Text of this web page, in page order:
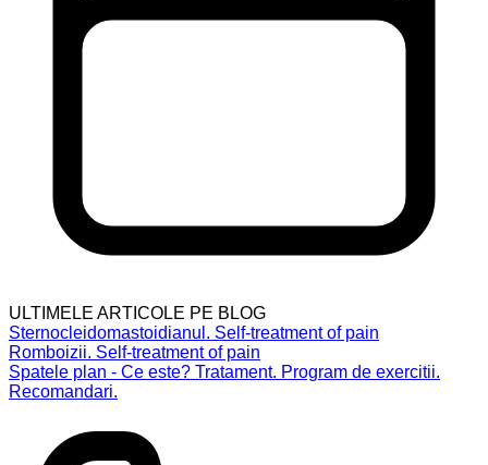
ULTIMELE ARTICOLE PE BLOG
Sternocleidomastoidianul. Self-treatment of pain
Romboizii. Self-treatment of pain
Spatele plan - Ce este? Tratament. Program de exercitii.
Recomandari.